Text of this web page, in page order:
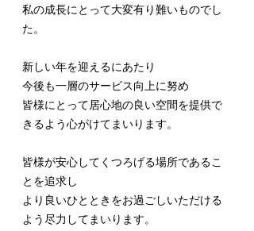
私の成長にとって大変有り難いものでし
た。
新しい年を迎えるにあたり
今後も一層のサービス向上に努め
皆様にとって居心地の良い空間を提供で
きるよう心がけてまいります。
皆様が安心してくつろげる場所であるこ
とを追求し
より良いひとときをお過ごしいただける
よう尽力してまいります。